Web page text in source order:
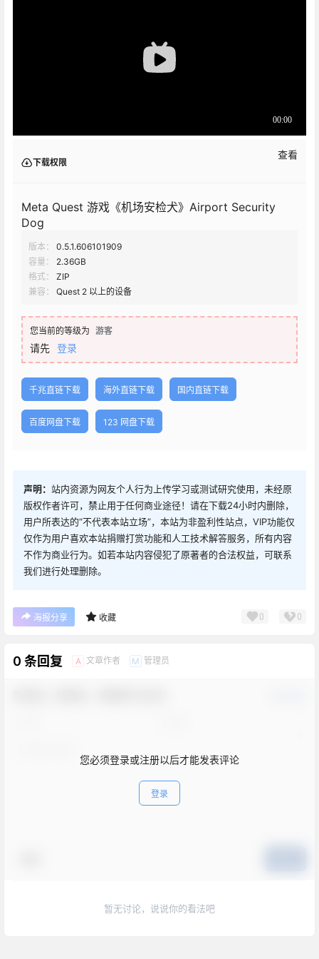
下载权限
查看
Meta Quest 游戏《机场安检犬》Airport Security
Dog
版本：
0.5.1.606101909
容量：
2.36GB
格式：
ZIP
兼容：
Quest 2 以上的设备
您当前的等级为 游客
请先 登录
千兆直链下载 海外直链下载 国内直链下载
百度网盘下载 123 网盘下载
声明： 站内资源为网友个人行为上传学习或测试研究使用，未经原
版权作者许可，禁止用于任何商业途径！请在下载24小时内删除，
用户所表达的“不代表本站立场”，本站为非盈利性站点，VIP功能仅
仅作为用户喜欢本站捐赠打赏功能和人工技术解答服务，所有内容
不作为商业行为。如若本站内容侵犯了原著者的合法权益，可联系
我们进行处理删除。
海报分享 收藏 0 0
0 条回复 A 文章作者 M 管理员
您必须登录或注册以后才能发表评论
登录
暂无讨论，说说你的看法吧